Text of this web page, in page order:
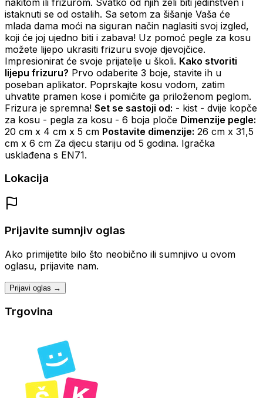
istaknuti se od ostalih. Sa setom za šišanje Vaša će
mlada dama moći na siguran način naglasiti svoj izgled,
koji će joj ujedno biti i zabava! Uz pomoć pegle za kosu
možete lijepo ukrasiti frizuru svoje djevojčice.
Impresionirat će svoje prijatelje u školi. Kako stvoriti
lijepu frizuru? Prvo odaberite 3 boje, stavite ih u
poseban aplikator. Poprskajte kosu vodom, zatim
uhvatite pramen kose i pomičite ga priloženom peglom.
Frizura je spremna! Set se sastoji od: - kist - dvije kopče
za kosu - pegla za kosu - 6 boja ploče Dimenzije pegle:
20 cm x 4 cm x 5 cm Postavite dimenzije: 26 cm x 31,5
cm x 6 cm Za djecu stariju od 5 godina. Igračka
usklađena s EN71.
Lokacija
Prijavite sumnjiv oglas
Ako primijetite bilo što neobično ili sumnjivo u ovom
oglasu, prijavite nam.
Prijavi oglas →
Trgovina